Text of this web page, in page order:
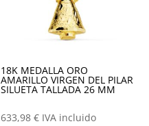
18K MEDALLA ORO
AMARILLO VIRGEN DEL PILAR
SILUETA TALLADA 26 MM
633,98€ IVA incluido